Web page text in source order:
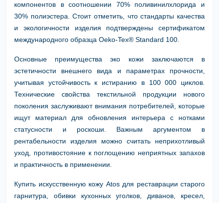
компонентов в соотношении 70% поливинилхлорида и
30% полиэстера. Стоит отметить, что стандарты качества
и экологичности изделия подтверждены сертификатом
международного образца Oeko-Tex® Standard 100.
Основные преимущества эко кожи заключаются в
эстетичности внешнего вида и параметрах прочности,
учитывая устойчивость к истиранию в 100 000 циклов.
Технические свойства текстильной продукции нового
поколения заслуживают внимания потребителей, которые
ищут материал для обновления интерьера с нотками
статусности и роскоши. Важным аргументом в
рентабельности изделия можно считать неприхотливый
уход, противостояние к поглощению неприятных запахов
и практичность в применении.
Купить искусственную кожу Atos для реставрации старого
гарнитура, обивки кухонных уголков, диванов, кресел,